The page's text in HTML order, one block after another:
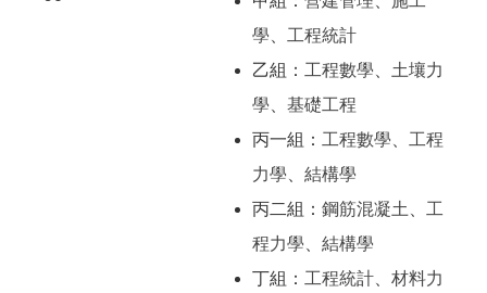
學
工程統計
乙組： 工程數學
土壤力
學
基礎工程
丙一組： 工程數學
工程
力學
結構學
丙二組： 鋼筋混凝土
工
程力學
結構學
丁組： 工程統計
材料力